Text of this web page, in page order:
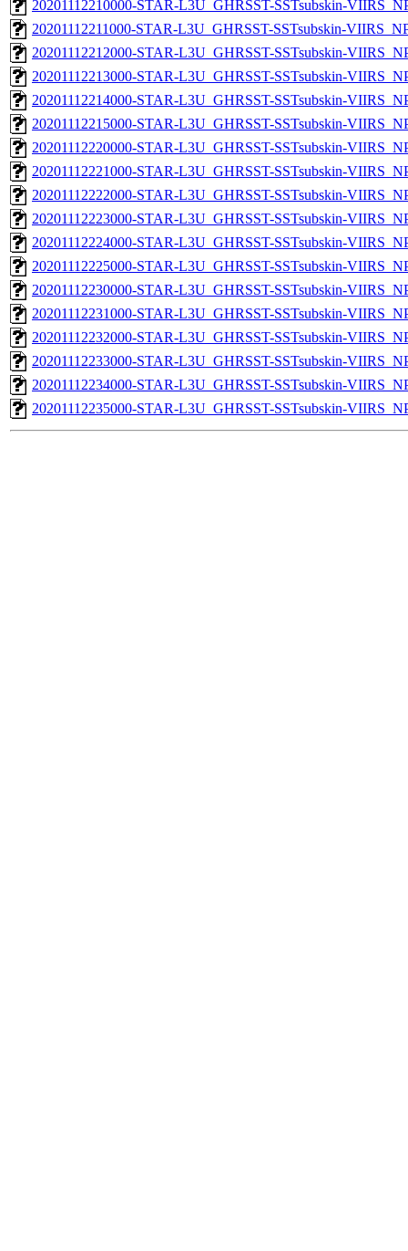
20201112210000-STAR-L3U_GHRSST-SSTsubskin-
20201112211000-STAR-L3U_GHRSST-SSTsubskin-
20201112212000-STAR-L3U_GHRSST-SSTsubskin-
20201112213000-STAR-L3U_GHRSST-SSTsubskin-
20201112214000-STAR-L3U_GHRSST-SSTsubskin-
20201112215000-STAR-L3U_GHRSST-SSTsubskin-
20201112220000-STAR-L3U_GHRSST-SSTsubskin-
20201112221000-STAR-L3U_GHRSST-SSTsubskin-
20201112222000-STAR-L3U_GHRSST-SSTsubskin-
20201112223000-STAR-L3U_GHRSST-SSTsubskin-
20201112224000-STAR-L3U_GHRSST-SSTsubskin-
20201112225000-STAR-L3U_GHRSST-SSTsubskin-
20201112230000-STAR-L3U_GHRSST-SSTsubskin-
20201112231000-STAR-L3U_GHRSST-SSTsubskin-
20201112232000-STAR-L3U_GHRSST-SSTsubskin-
20201112233000-STAR-L3U_GHRSST-SSTsubskin-
20201112234000-STAR-L3U_GHRSST-SSTsubskin-
20201112235000-STAR-L3U_GHRSST-SSTsubskin-